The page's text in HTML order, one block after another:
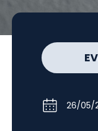
26/05/